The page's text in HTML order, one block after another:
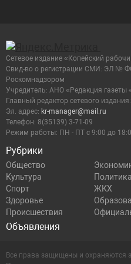
Фестиваль
12:40Копейчане пообщались
11:45Алексей Текслер
11:00Полиция Копейска
выпадения детей из окон
10:00
В больнице Копейска
для пожилых
Рубрики
Общество
Культура
Политика
Спорт
ЖКХ
Здоровье
Происшествия
Объявления
Сетевое издание «Копейский
Cвид-во о регистрации СМИ: ЭЛ №
Роскомнадзором
Учредитель: АНО «Редакция газеты
Главный редактор сетевого
Эл. адрес: kr-manager@mail.ru
Телефон: 8(35139) 3-71-09
Режим работы: ПН - ПТ с 9:00 до
Все права защищены и охраняются